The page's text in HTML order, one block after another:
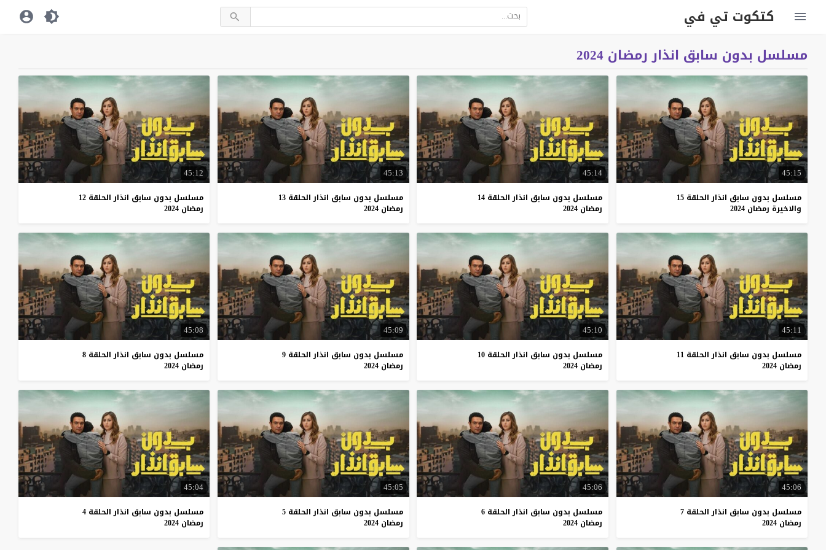
كتكوت تي في
مسلسل بدون سابق انذار رمضان 2024
45:15
مسلسل بدون سابق انذار الحلقة 15
والاخيرة رمضان 2024
45:14
مسلسل بدون سابق انذار الحلقة 14
رمضان 2024
45:13
مسلسل بدون سابق انذار الحلقة 13
رمضان 2024
45:12
مسلسل بدون سابق انذار الحلقة 12
رمضان 2024
45:11
مسلسل بدون سابق انذار الحلقة 11
رمضان 2024
45:10
مسلسل بدون سابق انذار الحلقة 10
رمضان 2024
45:09
مسلسل بدون سابق انذار الحلقة 9
رمضان 2024
45:08
مسلسل بدون سابق انذار الحلقة 8
رمضان 2024
45:06
مسلسل بدون سابق انذار الحلقة 7
رمضان 2024
45:06
مسلسل بدون سابق انذار الحلقة 6
رمضان 2024
45:05
مسلسل بدون سابق انذار الحلقة 5
رمضان 2024
45:04
مسلسل بدون سابق انذار الحلقة 4
رمضان 2024